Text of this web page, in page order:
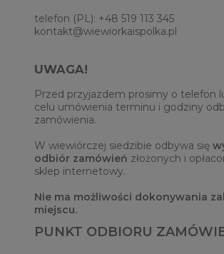
telefon (PL): +48 519 113 345
kontakt@wiewiorkaispolka.pl
UWAGA!
Przed przyjazdem prosimy o telefon
celu umówienia terminu i godziny
zamówienia.
W wiewiórczej siedzibie odbywa się
odbiór zamówień złożonych i
sklep internetowy.
Nie ma możliwości dokonywania
miejscu.
PUNKT ODBIORU